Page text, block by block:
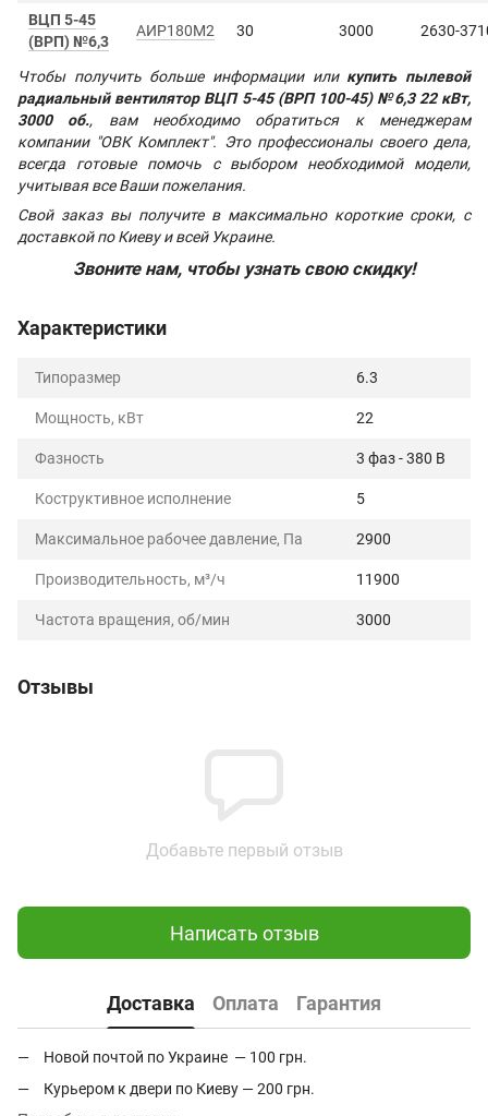
ВЦП 5-45
(ВРП) №6,3
АИР180М2 30 3000 2630-
Чтобы получить больше информации или купить пылевой
радиальный вентилятор ВЦП 5-45 (ВРП 100-45) №6,3 22 кВт,
3000 об., вам необходимо обратиться к менеджерам
компании "ОВК Комплект". Это профессионалы своего дела,
всегда готовые помочь с выбором необходимой модели,
учитывая все Ваши пожелания.
Свой заказ вы получите в максимально короткие сроки, с
доставкой по Киеву и всей Украине.
Звоните нам, чтобы узнать свою скидку!
Характеристики
Типоразмер 6.3
Мощность, кВт 22
Фазность 3 фаз - 380 В
Коструктивное исполнение 5
Максимальное рабочее давление, Па 2900
Производительность, м³/ч 11900
Частота вращения, об/мин 3000
Отзывы
Добавьте первый отзыв
Написать отзыв
Доставка Оплата Гарантия
Новой почтой по Украине — 100 грн.
Курьером к двери по Киеву — 200 грн.